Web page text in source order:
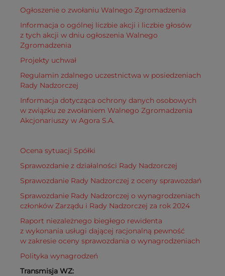
Ogłoszenie o zwołaniu Walnego Zgromadzenia
Informacja o ogólnej liczbie akcji i liczbie głosów
z tych akcji w dniu ogłoszenia Walnego
Zgromadzenia
Projekty uchwał
Regulamin zdalnego uczestnictwa w posiedzeniach
Rady Nadzorczej
Informacja dotycząca ochrony danych osobowych
w związku ze zwołaniem Walnego Zgromadzenia
Akcjonariuszy w Agora S.A.
Ocena sytuacji Spółki
Sprawozdanie z działalności Rady Nadzorczej
Sprawozdanie Rady Nadzorczej z oceny sprawozdań
Sprawozdanie Rady Nadzorczej o wynagrodzeniach
członków Zarządu i Rady Nadzorczej za rok 2024
Raport niezależnego biegłego rewidenta
z wykonania usługi dającej racjonalną pewność
w zakresie oceny sprawozdania o wynagrodzeniach
Polityka wynagrodzeń
Transmisja WZ: